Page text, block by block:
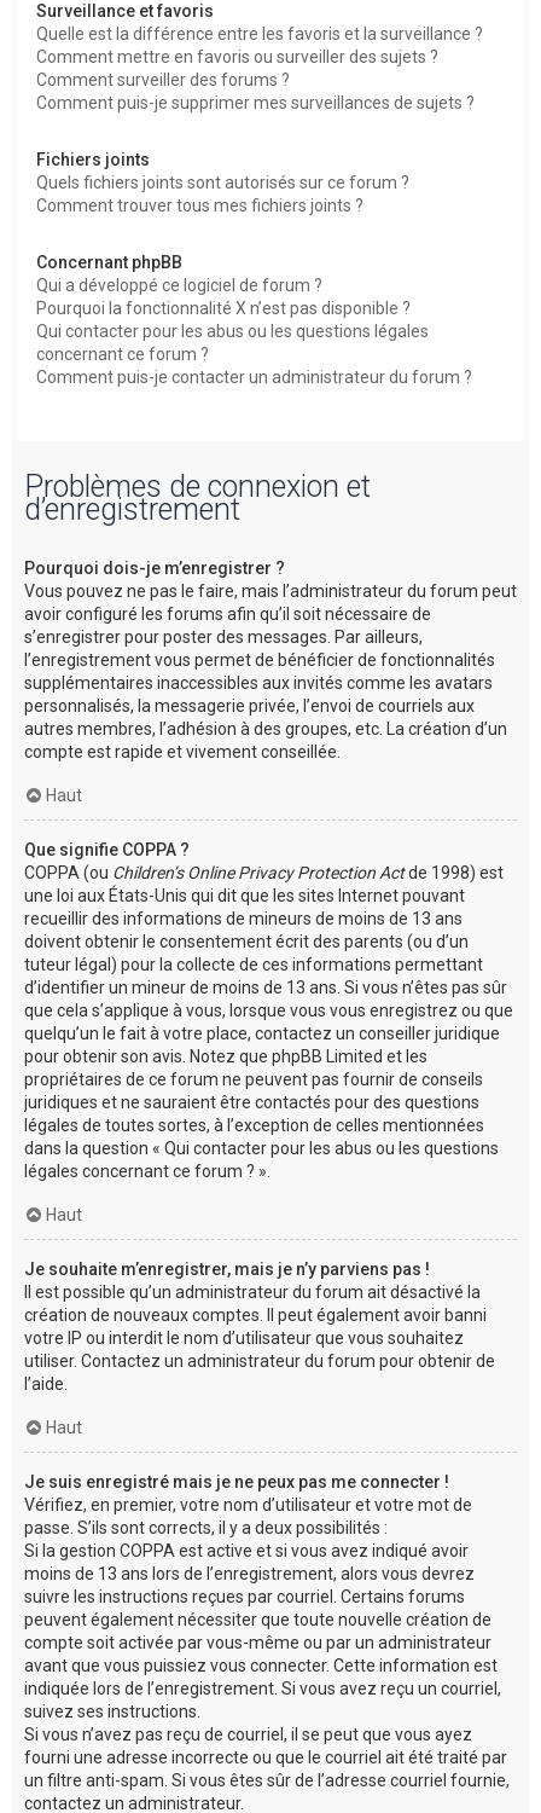
Surveillance et favoris
Quelle est la différence entre les favoris et la surveillance ?
Comment mettre en favoris ou surveiller des sujets ?
Comment surveiller des forums ?
Comment puis-je supprimer mes surveillances de sujets ?
Fichiers joints
Quels fichiers joints sont autorisés sur ce forum ?
Comment trouver tous mes fichiers joints ?
Concernant phpBB
Qui a développé ce logiciel de forum ?
Pourquoi la fonctionnalité X n’est pas disponible ?
Qui contacter pour les abus ou les questions légales
concernant ce forum ?
Comment puis-je contacter un administrateur du forum ?
Problèmes de connexion et
d’enregistrement
Pourquoi dois-je m’enregistrer ?
Vous pouvez ne pas le faire, mais l’administrateur du forum peut
avoir configuré les forums afin qu’il soit nécessaire de
s’enregistrer pour poster des messages. Par ailleurs,
l’enregistrement vous permet de bénéficier de fonctionnalités
supplémentaires inaccessibles aux invités comme les avatars
personnalisés, la messagerie privée, l’envoi de courriels aux
autres membres, l’adhésion à des groupes, etc. La création d’un
compte est rapide et vivement conseillée.
Haut
Que signifie COPPA ?
COPPA (ou Children’s Online Privacy Protection Actde 1998) est
une loi aux États-Unis qui dit que les sites Internet pouvant
recueillir des informations de mineurs de moins de 13 ans
doivent obtenir le consentement écrit des parents (ou d’un
tuteur légal) pour la collecte de ces informations permettant
d’identifier un mineur de moins de 13 ans. Si vous n’êtes pas sûr
que cela s’applique à vous, lorsque vous vous enregistrez ou que
quelqu’un le fait à votre place, contactez un conseiller juridique
pour obtenir son avis. Notez que phpBB Limited et les
propriétaires de ce forum ne peuvent pas fournir de conseils
juridiques et ne sauraient être contactés pour des questions
légales de toutes sortes, à l’exception de celles mentionnées
dans la question « Qui contacter pour les abus ou les questions
légales concernant ce forum ? ».
Haut
Je souhaite m’enregistrer, mais je n’y parviens pas !
Il est possible qu’un administrateur du forum ait désactivé la
création de nouveaux comptes. Il peut également avoir banni
votre IP ou interdit le nom d’utilisateur que vous souhaitez
utiliser. Contactez un administrateur du forum pour obtenir de
l’aide.
Haut
Je suis enregistré mais je ne peux pas me connecter !
Vérifiez, en premier, votre nom d’utilisateur et votre mot de
passe. S’ils sont corrects, il y a deux possibilités :
Si la gestion COPPA est active et si vous avez indiqué avoir
moins de 13 ans lors de l’enregistrement, alors vous devrez
suivre les instructions reçues par courriel. Certains forums
peuvent également nécessiter que toute nouvelle création de
compte soit activée par vous-même ou par un administrateur
avant que vous puissiez vous connecter. Cette information est
indiquée lors de l’enregistrement. Si vous avez reçu un courriel,
suivez ses instructions.
Si vous n’avez pas reçu de courriel, il se peut que vous ayez
fourni une adresse incorrecte ou que le courriel ait été traité par
un filtre anti-spam. Si vous êtes sûr de l’adresse courriel fournie,
contactez un administrateur.